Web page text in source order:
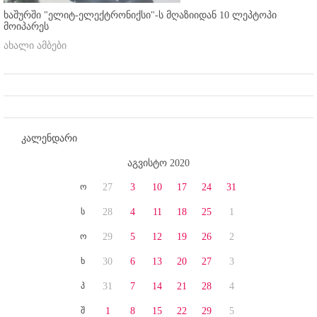
ხაშურში "ელიტ-ელექტრონიქსი"-ს მღაზიიდან 10 ლეპტოპი
მოიპარეს
ახალი ამბები
კალენდარი
აგვისტო 2020
ო
ს
ო
ხ
პ
შ
27
28
29
30
31
1
3
4
5
6
7
8
10
11
12
13
14
15
17
18
19
20
21
22
24
25
26
27
28
29
31
1
2
3
4
5